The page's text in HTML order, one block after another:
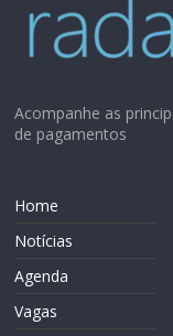
Acompanhe as
de pagamentos
Home
Notícias
Agenda
Vagas